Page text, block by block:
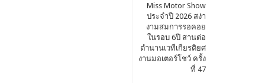
Miss Motor Show
ประจำปี 2026 สง่า
งามสมการรอคอย
ในรอบ 6ปี สานต่อ
ตำนานเวทีเกียรติยศ
งานมอเตอร์โชว์ ครั้ง
ที่ 47